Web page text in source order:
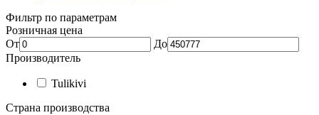
Фильтр по параметрам
Розничная цена
От
До
Производитель
Tulikivi
Страна производства